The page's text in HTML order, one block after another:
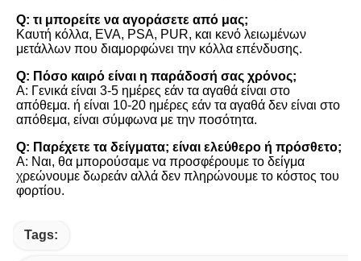
Q: τι μπορείτε να αγοράσετε από μας;
Καυτή κόλλα, EVA, PSA, PUR, και κενό λειωμένων
μετάλλων που διαμορφώνει την κόλλα επένδυσης.
Q: Πόσο καιρό είναι η παράδοσή σας χρόνος;
Α: Γενικά είναι 3-5 ημέρες εάν τα αγαθά είναι στο
απόθεμα. ή είναι 10-20 ημέρες εάν τα αγαθά δεν είναι στο
απόθεμα, είναι σύμφωνα με την ποσότητα.
Q: Παρέχετε τα δείγματα; είναι ελεύθερο ή πρόσθετο;
Α: Ναι, θα μπορούσαμε να προσφέρουμε το δείγμα
χρεώνουμε δωρεάν αλλά δεν πληρώνουμε το κόστος του
φορτίου.
Tags: